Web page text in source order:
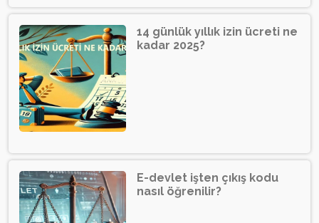
14 günlük yıllık izin ücreti ne
kadar 2025?
E-devlet işten çıkış kodu
nasıl öğrenilir?